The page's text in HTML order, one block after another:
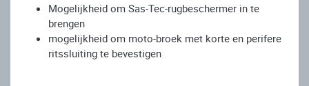
Mogelijkheid om Sas-Tec-rugbeschermer in te
brengen
mogelijkheid om moto-broek met korte en perifere
ritssluiting te bevestigen